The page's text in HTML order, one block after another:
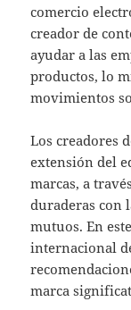
comercio
creador de
ayudar a las
productos, lo
movimientos
Los creadores
extensión del
marcas, a
duraderas con
mutuos. En
internacional
marca